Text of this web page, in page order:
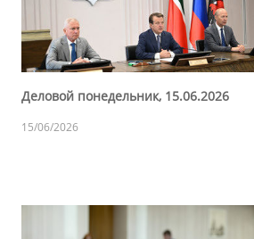
Деловой понедельник, 15.06.2026
15/06/2026